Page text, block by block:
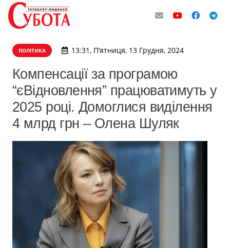
ПОЛІТИКА 13:31, П’ятниця, 13 Грудня, 2024
Компенсації за програмою
“єВідновлення” працюватимуть у
2025 році. Домоглися виділення
4 млрд грн – Олена Шуляк